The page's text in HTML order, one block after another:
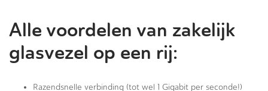
Alle voordelen van zakelijk
glasvezel op een rij:
Razendsnelle verbinding (tot wel 1 Gigabit per seconde!)